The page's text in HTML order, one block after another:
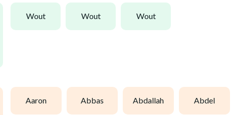
wout wout wout
aaron abbas abdallah abdel